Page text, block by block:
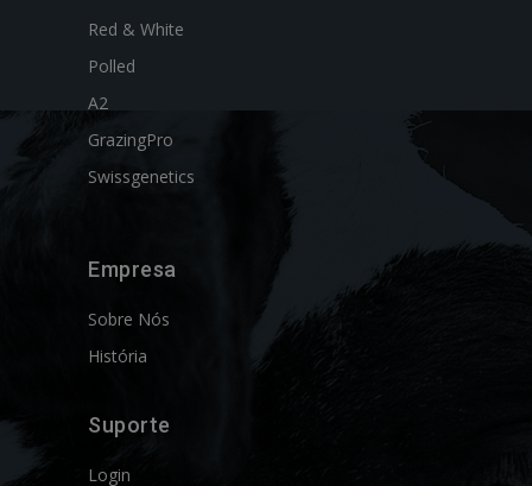
Red & White
Polled
A2
GrazingPro
Swissgenetics
Empresa
Sobre Nós
História
Suporte
Login